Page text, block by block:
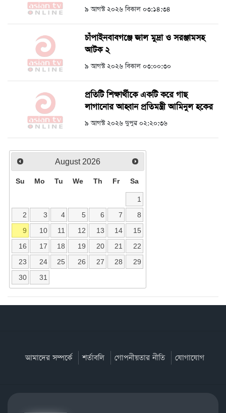
৯ আগস্ট ২০২৬ বিকাল ০৩:১৪:৩৪
চাঁপাইনবাবগঞ্জে জাল মুদ্রা ও সরঞ্জামসহ
আটক ২
৯ আগস্ট ২০২৬ বিকাল ০৩:০০:৩০
প্রতিটি শিক্ষার্থীকে একটি করে গাছ
লাগানোর আহ্বান প্রতিমন্ত্রী আমিনুল হকের
৯ আগস্ট ২০২৬ দুপুর ০২:২০:৩৬
August 2026
Su Mo Tu We Th Fr Sa
1
2
3 4 5 6 7
8
9
10 11 12 13 14
15
16
17 18 19 20 21
22
23
24 25 26 27 28
29
30
31
আমাদের সম্পর্কে শর্তাবলি গোপনীয়তার নীতি যোগাযোগ